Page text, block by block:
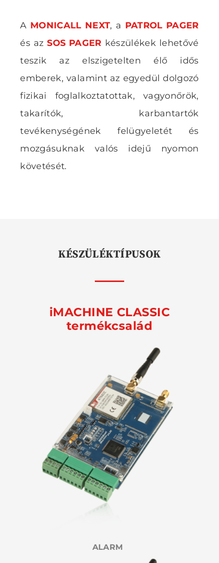
A MONICALL NEXT, a PATROL PAGER
és azSOS PAGER készülékek lehetővé
teszik az elszigetelten élő idős
emberek, valamint az egyedül dolgozó
fizikai foglalkoztatottak, vagyonőrök,
takarítók, karbantartók
tevékenységének felügyeletét és
mozgásuknak valós idejű nyomon
követését.
KÉSZÜLÉKTÍPUSOK
iMACHINE CLASSIC
termékcsalád
ALARM